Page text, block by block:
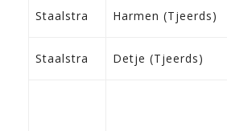
Staalstra Harmen (Tjeerds)
Staalstra Detje (Tjeerds)